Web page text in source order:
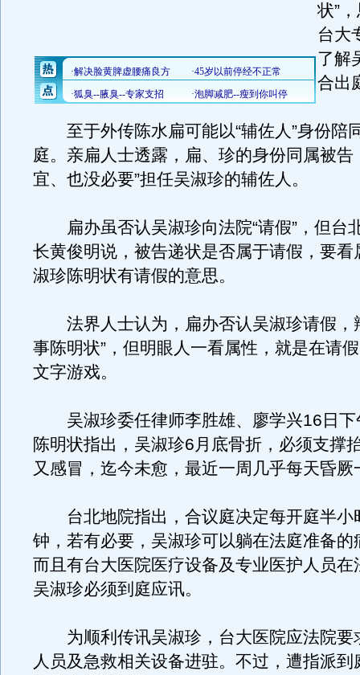
状”
台大
了解
合出
至于外传陈水扁可能以“辅佐人”身份陪
庭。亲扁人士透露，扁、珍的身份同属被告
宜、也没必要”担任吴淑珍的辅佐人。
扁办虽否认吴淑珍向法院“请假”，但台
长黄俊明说，被告递状是否属于请假，要看
淑珍陈明状有请假的意思。
法界人士认为，扁办否认吴淑珍请假，
事陈明状”，但明眼人一看属性，就是在请
文字游戏。
吴淑珍委任律师李胜雄、廖学兴16日下
陈明状指出，吴淑珍6月底骨折，必须支撑
又感冒，迄今未愈，最近一周几乎每天昏厥
台北地院指出，合议庭决定每开庭半小
钟，若有必要，吴淑珍可以躺在法庭准备的
而且有台大医院医疗设备及专业医护人员在
吴淑珍必须到庭应讯。
为顺利传讯吴淑珍，台大医院应法院要
人员及急救相关设备进驻。不过，遭指派到